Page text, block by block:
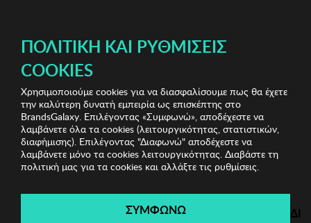
Winona Sunglasses
Γυναικεία Γυαλιά Ηλίου
Γυναικεία Γυαλιά Ηλίου Winona
Winona Sunglasses
Λήγει σε: 00ημέρες | 00ώρες 00λεπτά 00δευτ.
ΠΟΛΙΤΙΚΉ ΚΑΙ ΡΥΘΜΊΣΕΙΣ
COOKIES
Χρησιμοποιούμε cookies για να διασφαλίσουμε πως θα έχετε
την καλύτερη δυνατή εμπειρία ως επισκέπτης στο
BrandsGalaxy. Επιλέγοντας «Συμφωνώ», αποδέχεστε να
λαμβάνετε όλα τα cookies (λειτουργικότητας, στατιστικών,
διαφήμισης). Επιλέγοντας "Διαφωνώ" αποδέχεστε να
λαμβάνετε μόνο τα cookies λειτουργικότητας. Διαβάστε τη
πολιτική μας για τα cookies και αλλάξτε τις ρυθμίσεις.
ΣΥΜΦΩΝΩ